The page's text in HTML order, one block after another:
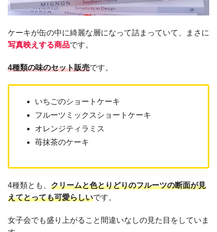
ケーキが缶の中に綺麗な層になって詰まっていて、まさに
写真映え する商品です。
4種類の味のセット販売です。
いちごのショートケーキ
フルーツミックスショートケーキ
オレンジティラミス
苺抹茶のケーキ
4種類とも、 クリームと色とりどりのフルーツの断面が見
えてとっても可愛らしいです。
女子会でも盛り上がること間違いなしの見た目をしていま